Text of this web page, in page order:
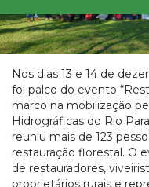
Nos dias 13 e 14 de
foi palco do evento
marco na mobilização
Hidrográficas do Rio
reuniu mais de 123
restauração florestal. O
de restauradores,
proprietários rurais e